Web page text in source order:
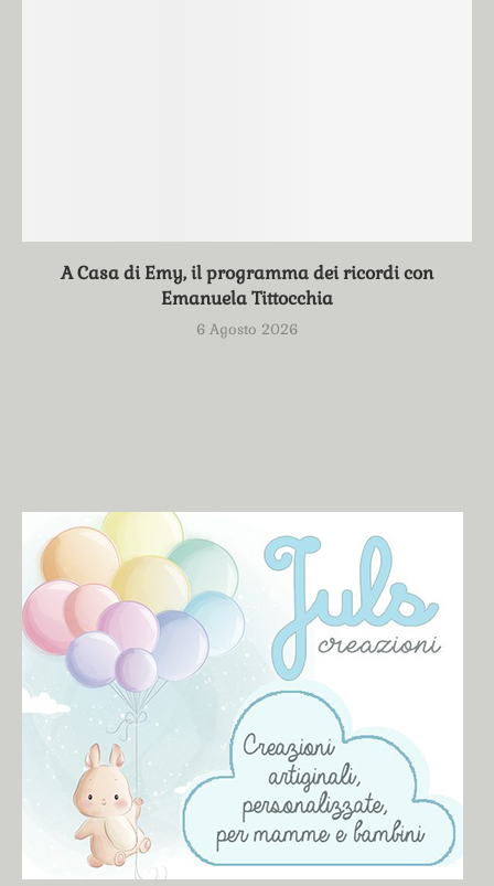
A Casa di Emy, il programma dei ricordi con
Emanuela Tittocchia
6 Agosto 2026